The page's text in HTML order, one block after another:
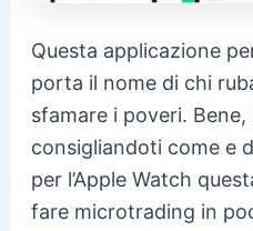
Questa applicazione
porta il nome di chi
sfamare i poveri.
consigliandoti come e
per l’Apple Watch
fare microtrading in